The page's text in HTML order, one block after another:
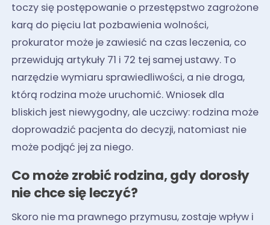
toczy się postępowanie o przestępstwo zagrożone
karą do pięciu lat pozbawienia wolności,
prokurator może je zawiesić na czas leczenia, co
przewidują artykuły 71 i 72 tej samej ustawy. To
narzędzie wymiaru sprawiedliwości, a nie droga,
którą rodzina może uruchomić. Wniosek dla
bliskich jest niewygodny, ale uczciwy: rodzina może
doprowadzić pacjenta do decyzji, natomiast nie
może podjąć jej za niego.
Co może zrobić rodzina, gdy dorosły
nie chce się leczyć?
Skoro nie ma prawnego przymusu, zostaje wpływ i